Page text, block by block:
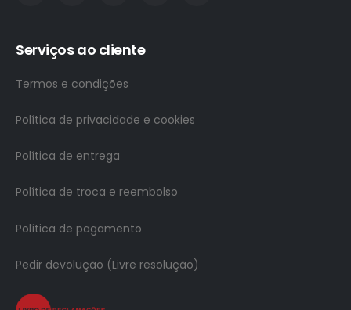
Serviços ao cliente
Termos e condições
Política de privacidade e cookies
Política de entrega
Política de troca e reembolso
Política de pagamento
Pedir devolução (Livre resolução)